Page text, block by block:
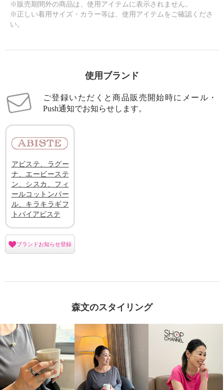
※販売期間外の商品は、使用アイテムに表示されません。
※正しい着用サイズ・カラー等は、使用アイテムをご確認くださ
い。
使用ブランド
ご登録いただくと商品販売開始時にメール・
Push通知でお知らせします。
アビステ、ラグー
ナ、エービーステ
ン、シスカ、フィ
ールコットンパー
ル、キラキラギフ
トバイアビステ
ブランドお知らせ登録
森文のスタイリング